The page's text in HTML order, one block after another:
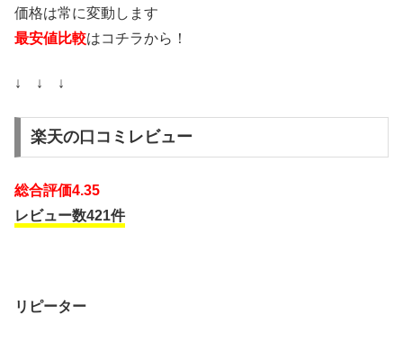
価格は常に変動します
最安値比較はコチラから！
↓ ↓ ↓
楽天の口コミレビュー
総合評価4.35
レビュー数421件
リピーター